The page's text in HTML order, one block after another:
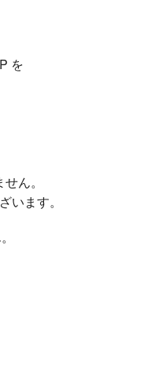
を
ん。
います。